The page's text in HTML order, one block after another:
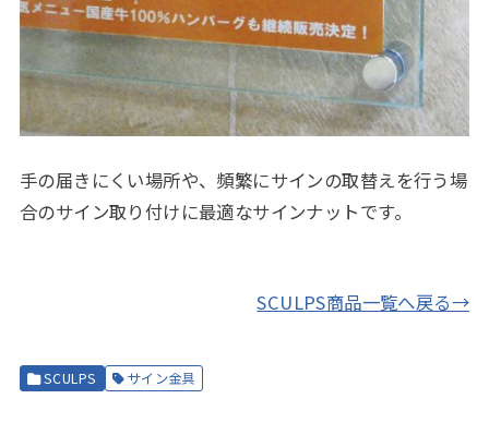
手の届きにくい場所や、頻繁にサインの取替えを行う場
合のサイン取り付けに最適なサインナットです。
SCULPS商品一覧へ戻る→
SCULPS サイン金具